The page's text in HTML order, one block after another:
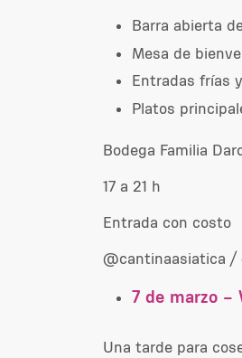
Barra abierta
Mesa de
Entradas frías
Platos
Bodega Familia
17 a 21 h
Entrada con costo
@cantinaasiatica /
7 de marzo –
Una tarde para